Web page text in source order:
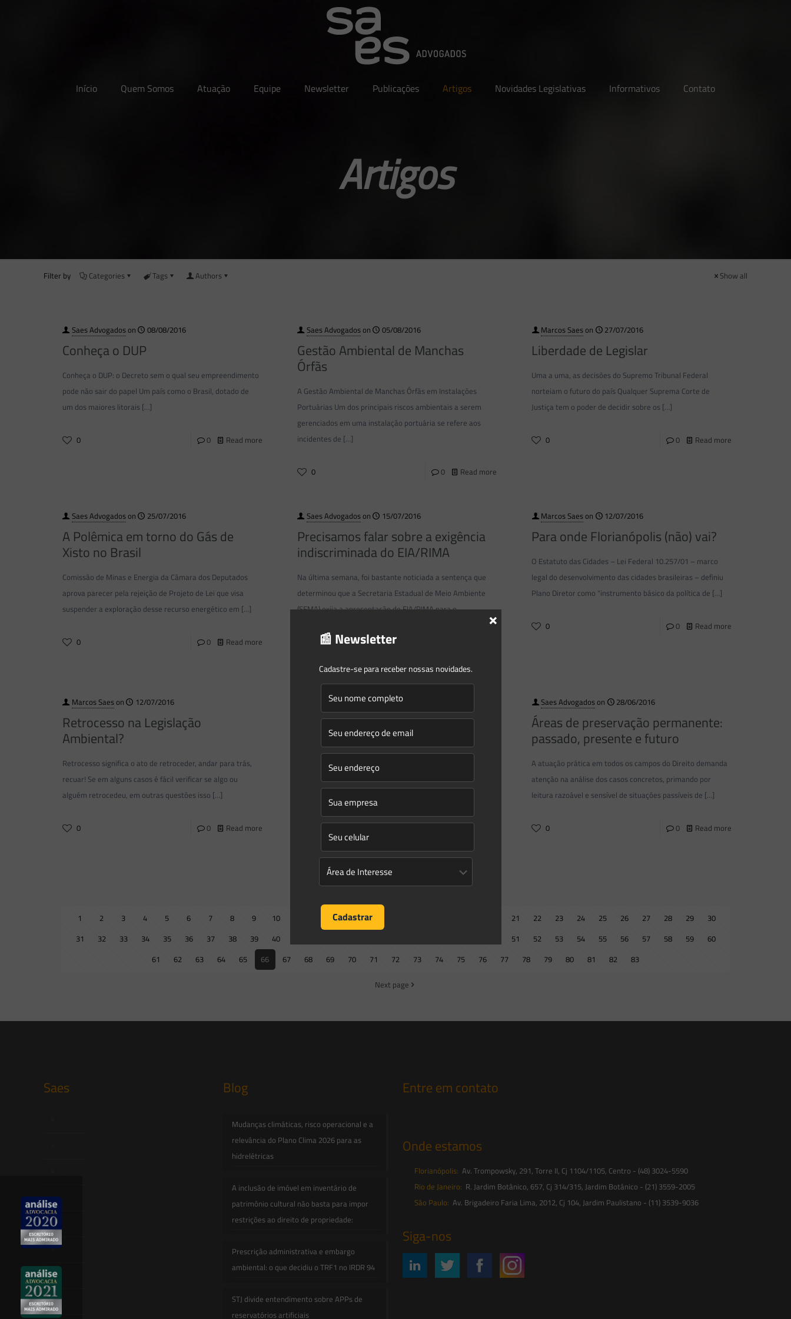
Início Quem Somos Atuação Equipe Newsletter Publicações Artigos Novidades Legislativas Informativos Contato
Artigos
Filter by Categories Tags Authors Show all
Saes Advogadoson 08/08/2016
Conheça o DUP
Conheça o DUP: o Decreto sem o qual seu empreendimento
pode não sair do papel Um país como o Brasil, dotado de
um dos maiores litorais […]
0 0 Read more
Saes Advogadoson 05/08/2016
Gestão Ambiental de Manchas
Órfãs
A Gestão Ambiental de Manchas Órfãs em Instalações
Portuárias Um dos principais riscos ambientais a serem
gerenciados em uma instalação portuária se refere aos
incidentes de […]
0 0 Read more
Marcos Saeson 27/07/2016
Liberdade de Legislar
Uma a uma, as decisões do Supremo Tribunal Federal
norteiam o futuro do país Qualquer Suprema Corte de
Justiça tem o poder de decidir sobre os […]
0 0 Read more
Saes Advogadoson 25/07/2016
A Polêmica em torno do Gás de
Xisto no Brasil
Comissão de Minas e Energia da Câmara dos Deputados
aprova parecer pela rejeição de Projeto de Lei que visa
suspender a exploração desse recurso energético em […]
0 0 Read more
Saes Advogadoson 15/07/2016
Precisamos falar sobre a exigência
indiscriminada do EIA/RIMA
Na última semana, foi bastante noticiada a sentença que
determinou que a Secretaria Estadual de Meio Ambiente
(SEMA) exija a apresentação de EIA/RIMA para o
Marcos Saeson 12/07/2016
Para onde Florianópolis (não) vai?
O Estatuto das Cidades – Lei Federal 10.257/01 – marco
legal do desenvolvimento das cidades brasileiras – definiu
Plano Diretor como “instrumento básico da política de […]
0 0 Read more
Marcos Saeson 12/07/2016
Retrocesso na Legislação
Ambiental?
Retrocesso significa o ato de retroceder, andar para trás,
recuar! Se em alguns casos é fácil verificar se algo ou
alguém retrocedeu, em outras questões isso […]
0 0 Read more
Marcos Saeson 06/07/2016
Princípio da proibição ao
retrocesso não cabe na área
ambiental
Retrocesso significa o ato de retroceder, andar para trás,
alguém retrocedeu, em outras questões isso é
Saes Advogadoson 28/06/2016
Áreas de preservação permanente:
passado, presente e futuro
A atuação prática em todos os campos do Direito demanda
atenção na análise dos casos concretos, primando por
leitura razoável e sensível de situações passíveis de […]
0 0 Read more
1 2 3 4 5 6 7 8 9 10 13 14 21 22 23 24 25 26 27 28 29
30
31
32 33 34 35 36 37 38 39 40 51 52 53 54 55 56 57 58 59
60
61
62 63 64 65 66 67 68 69 70 71 72 73 74 75 76 77 78 79 80 81 82 83
Next page
Saes Blog
Mudanças climáticas, risco operacional e a
relevância do Plano Clima 2026 para as
hidrelétricas
A inclusão de imóvel em inventário de
patrimônio cultural não basta para impor
restrições ao direito de propriedade:
Prescrição administrativa e embargo
ambiental: o que decidiu o TRF1 no IRDR 94
STJ divide entendimento sobre APPs de
reservatórios artificiais
Entre em contato
Onde estamos
Florianópolis: Av. Trompowsky, 291, Torre II, Cj 1104/1105, Centro - (48) 3024-5590
Rio de Janeiro: R. Jardim Botânico, 657, Cj 314/315, Jardim Botânico - (21) 3559-2005
São Paulo: Av. Brigadeiro Faria Lima, 2012, Cj 104, Jardim Paulistano - (11) 3539-9036
Siga-nos
📰 Newsletter
Cadastre-se para receber nossas novidades.
×